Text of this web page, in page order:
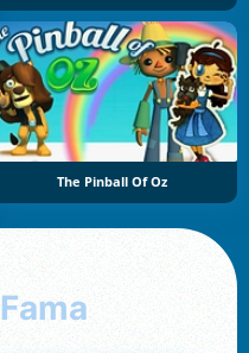
The Pinball Of Oz
Fama